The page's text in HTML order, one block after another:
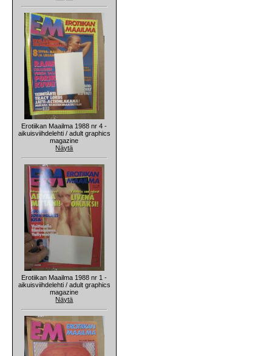
Erotiikan Maailma 1988 nr 4 -
aikuisviihdelehti / adult graphics
magazine
Näytä
Erotiikan Maailma 1988 nr 1 -
aikuisviihdelehti / adult graphics
magazine
Näytä